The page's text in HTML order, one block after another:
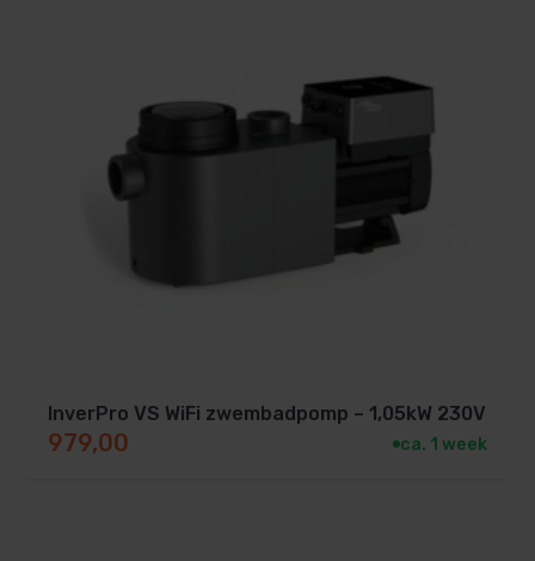
InverPro VS WiFi zwembadpomp – 1,05kW 230V
979,00 ca. 1 week